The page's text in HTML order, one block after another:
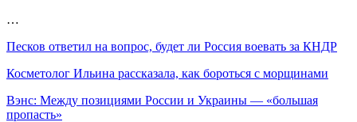
…
Песков ответил на вопрос, будет ли Россия воевать за КНДР
Косметолог Ильина рассказала, как бороться с морщинами
Вэнс: Между позициями России и Украины — «большая
пропасть»